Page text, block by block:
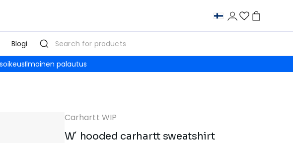
Blogi
Ilmainen palautus
Carhartt WIP
W´ hooded carhartt sweatshirt